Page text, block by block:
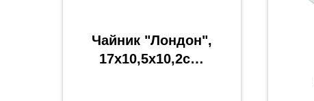
Чайник "Лондон",
17х10,5х10,2см,